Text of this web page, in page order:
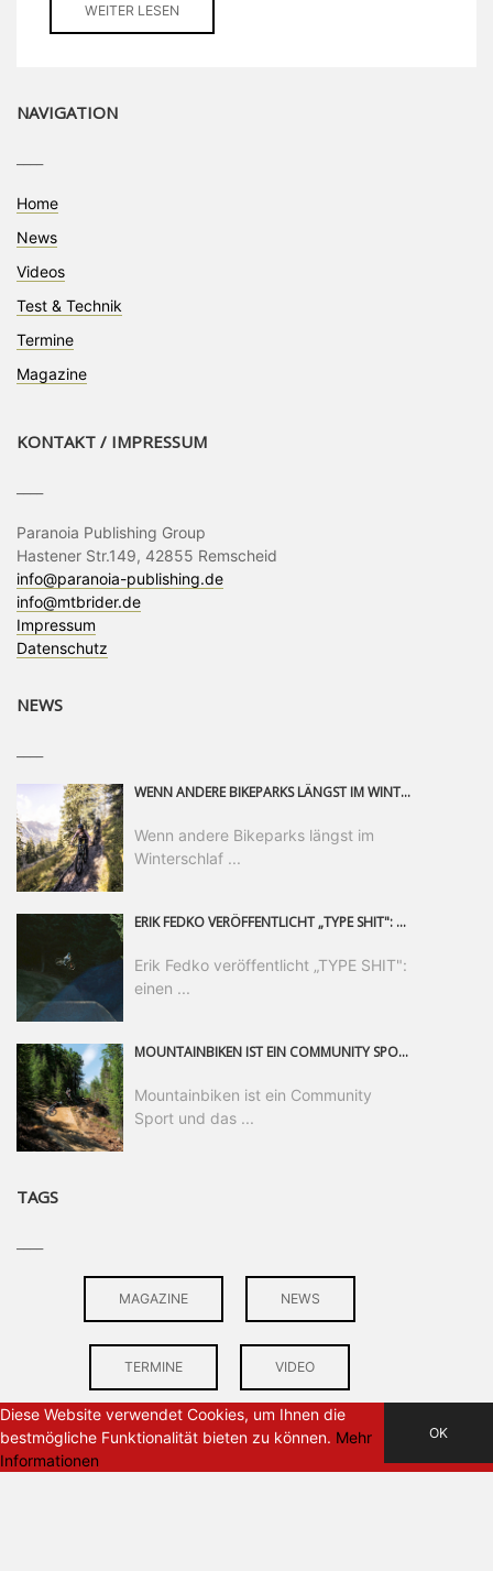
WEITER LESEN
NAVIGATION
Home
News
Videos
Test & Technik
Termine
Magazine
KONTAKT / IMPRESSUM
Paranoia Publishing Group
Hastener Str.149, 42855 Remscheid
info@paranoia-publishing.de
info@mtbrider.de
Impressum
Datenschutz
NEWS
WENN ANDERE BIKEPARKS LÄNGST IM WINTERSCHLAF SIND, IST MAN IN SAALFELDEN LEOGANG IMMER NOCH AM MOUNTAINBIKEN. IST DER HERBST DIE SCHÖNSTE ZEIT DES JAHRES? AUF DEN TRAILS RUND UM SAALFELDEN LEOGANG UND IM EPIC BIKEPARK LEOGANG IST ER DAS AUF JEDEN FALL – UND DIE GEFÜHLT DIE LÄNGSTE NOCH DAZU. NOCH BIS MINDESTENS 8. NOVEMBER STEHT DAS PINZGAUER MOUNTAINBIKE-PARADIES ALLEN RIDERN OFFEN, DIE EINFACH NICHT GENUG KRIEGEN KÖNNEN. DABEI HÄLT DIE GOLDENE JAHRESZEIT IN SAALFELDEN LEOGANG WEIT MEHR ALS LINES, TRAILS UND HERBSTPANORAMEN BEREIT: MIT DEM BIKE FESTIVAL, VERSCHIEDENEN LADIES SHRED EVENTS UND EINEM DIE GESAMTE SAISON ANDAUERNDEN PHOTO CONTEST ZUM 25-JÄHRIGEN BIKEPARK-JUBILÄUM GIBT ES RUND UM ÖSTERREICHS ÄLTESTEN BIKEPARK EINIGES ZU ERLEBEN.
Wenn andere Bikeparks längst im
Winterschlaf ...
ERIK FEDKO VERÖFFENTLICHT „TYPE SHIT": EINEN 23-MINÜTIGEN MOUNTAINBIKE-FILM, ÜBER DREI JAHRE RUND UM DIE WELT GEDREHT. ZEITGLEICH LAUNCHT ER DIE GLEICHNAMIGE KOLLEKTION SEINER BRAND TYPE. EIN SEGMENT DES FILMS ERSCHEINT SEPARAT AUF RED BULL BIKE.
Erik Fedko veröffentlicht „TYPE SHIT":
einen ...
MOUNTAINBIKEN IST EIN COMMUNITY SPORT UND DAS BEWEIST SICH IN DER BIKE REPUBLIC SÖLDEN GERADE EINDRUCKSVOLL AUF ALLEN LEVELN. FREERIDE PROFI, SHAPERIN UND FRISCH GEWÄHLTE SWATCH NINES MVP VERO SANDLER IST BEGEISTERT VON DER VIELFALT DER BIKE DESTINATION, DER NEUEN JUMPLINE UND PLÄDIERT FÜR MUT BEI (FRAUEN) COMMUNITIES. VERO UND IHR VERLOBTER SAM HODGES VERBRINGEN MEHRERE MONATE IN DER BIKE REPUBLIC UND LASSEN UNS DARAN TEILHABEN. UM COMMUNITY GEHT ES AUCH BEI DER PARTNERSCHAFT ZWISCHEN SÖLDEN UND DEM NEUEN RIDERS PARK DONOVALY IN DER SLOWAKEI: DER DORTIGE TOURISMUSDIREKTOR JIRI PEC IST ÜBERZEUGT: VON MEHR BIKEPARKS PROFITIERT DIE GANZE MTB-SZENE – UND MIT DOMINIK LINSER, GESCHÄFTSFÜHRER DER BRS, HAT ER DAMIT DEN PERFEKTEN PARTNER GEFUNDEN.
Mountainbiken ist ein Community
Sport und das ...
TAGS
MAGAZINE NEWS
TERMINE VIDEO
PARTNER
OK
Diese Website verwendet Cookies, um Ihnen die
bestmögliche Funktionalität bieten zu können. Mehr
Informationen